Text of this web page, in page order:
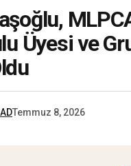
Üyesi ve
Temmuz 8, 2026